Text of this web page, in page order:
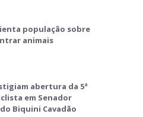
população sobre
animais
abertura da 5ª
em Senador
Biquini Cavadão